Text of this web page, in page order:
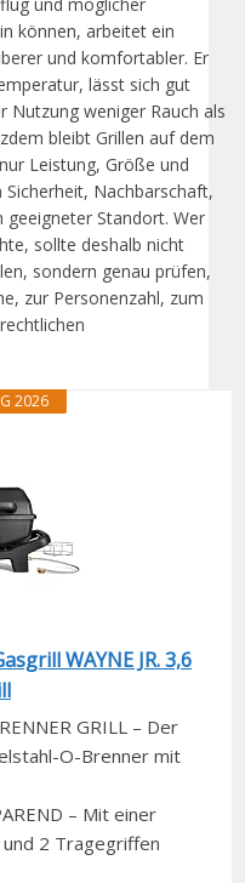
können, arbeitet ein
und komfortabler. Er
lässt sich gut
Nutzung weniger Rauch als
bleibt Grillen auf dem
Leistung, Größe und
Nachbarschaft,
Standort. Wer
sollte deshalb nicht
sondern genau prüfen,
zur Personenzahl, zum
2026
WAYNE JR. 3,6
GRILL – Der
O-Brenner mit
– Mit einer
2 Tragegriffen